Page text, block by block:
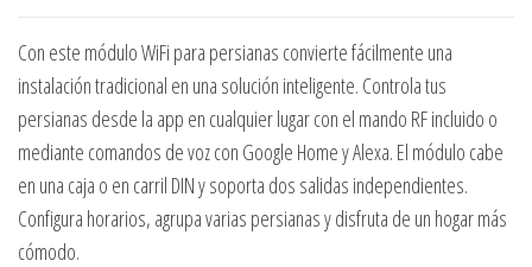
Con este módulo WiFi para persianas convierte fácilmente una
instalación tradicional en una solución inteligente. Controla tus
persianas desde la app en cualquier lugar con el mando RF incluido o
mediante comandos de voz con Google Home y Alexa. El módulo cabe
en una caja o en carril DIN y soporta dos salidas independientes.
Configura horarios, agrupa varias persianas y disfruta de un hogar más
cómodo.